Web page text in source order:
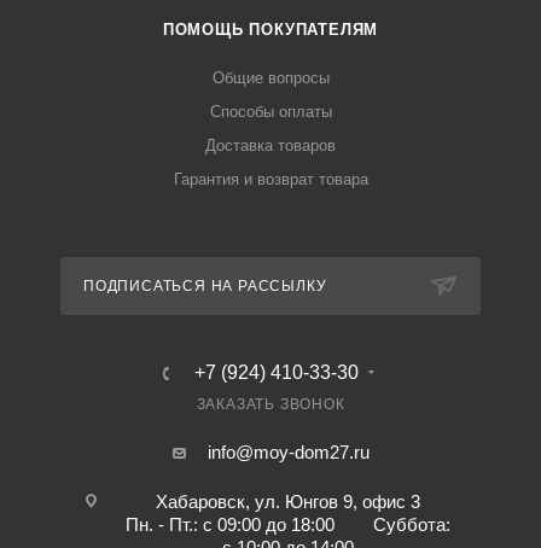
ПОМОЩЬ ПОКУПАТЕЛЯМ
Общие вопросы
Способы оплаты
Доставка товаров
Гарантия и возврат товара
ПОДПИСАТЬСЯ НА РАССЫЛКУ
+7 (924) 410-33-30
ЗАКАЗАТЬ ЗВОНОК
info@moy-dom27.ru
Хабаровск, ул. Юнгов 9, офис 3
Пн. - Пт.: с 09:00 до 18:00 Суббота: